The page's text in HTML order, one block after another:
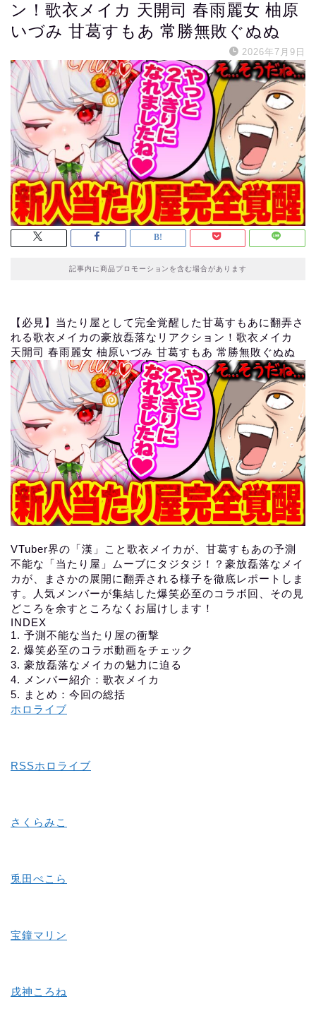
ン！歌衣メイカ 天開司 春雨麗女 柚原
いづみ 甘葛すもあ 常勝無敗ぐぬぬ
2026年7月9日
記事内に商品プロモーションを含む場合があります
【必見】当たり屋として完全覚醒した甘葛すもあに翻弄さ
れる歌衣メイカの豪放磊落なリアクション！歌衣メイカ
天開司 春雨麗女 柚原いづみ 甘葛すもあ 常勝無敗ぐぬぬ
VTuber界の「漢」こと歌衣メイカが、甘葛すもあの予測
不能な「当たり屋」ムーブにタジタジ！？豪放磊落なメイ
カが、まさかの展開に翻弄される様子を徹底レポートしま
す。人気メンバーが集結した爆笑必至のコラボ回、その見
どころを余すところなくお届けします！
INDEX
1. 予測不能な当たり屋の衝撃
2. 爆笑必至のコラボ動画をチェック
3. 豪放磊落なメイカの魅力に迫る
4. メンバー紹介：歌衣メイカ
5. まとめ：今回の総括
ホロライブ
RSSホロライブ
さくらみこ
兎田ぺこら
宝鐘マリン
戌神ころね